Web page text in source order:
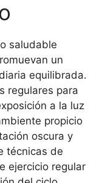
saludable
un
equilibrada.
regulares para
a la luz
propicio
oscura y
técnicas de
ejercicio regular